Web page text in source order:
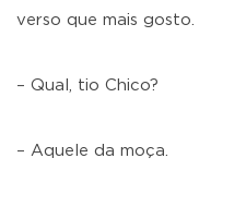
verso que mais gosto.
– Qual, tio Chico?
– Aquele da moça.